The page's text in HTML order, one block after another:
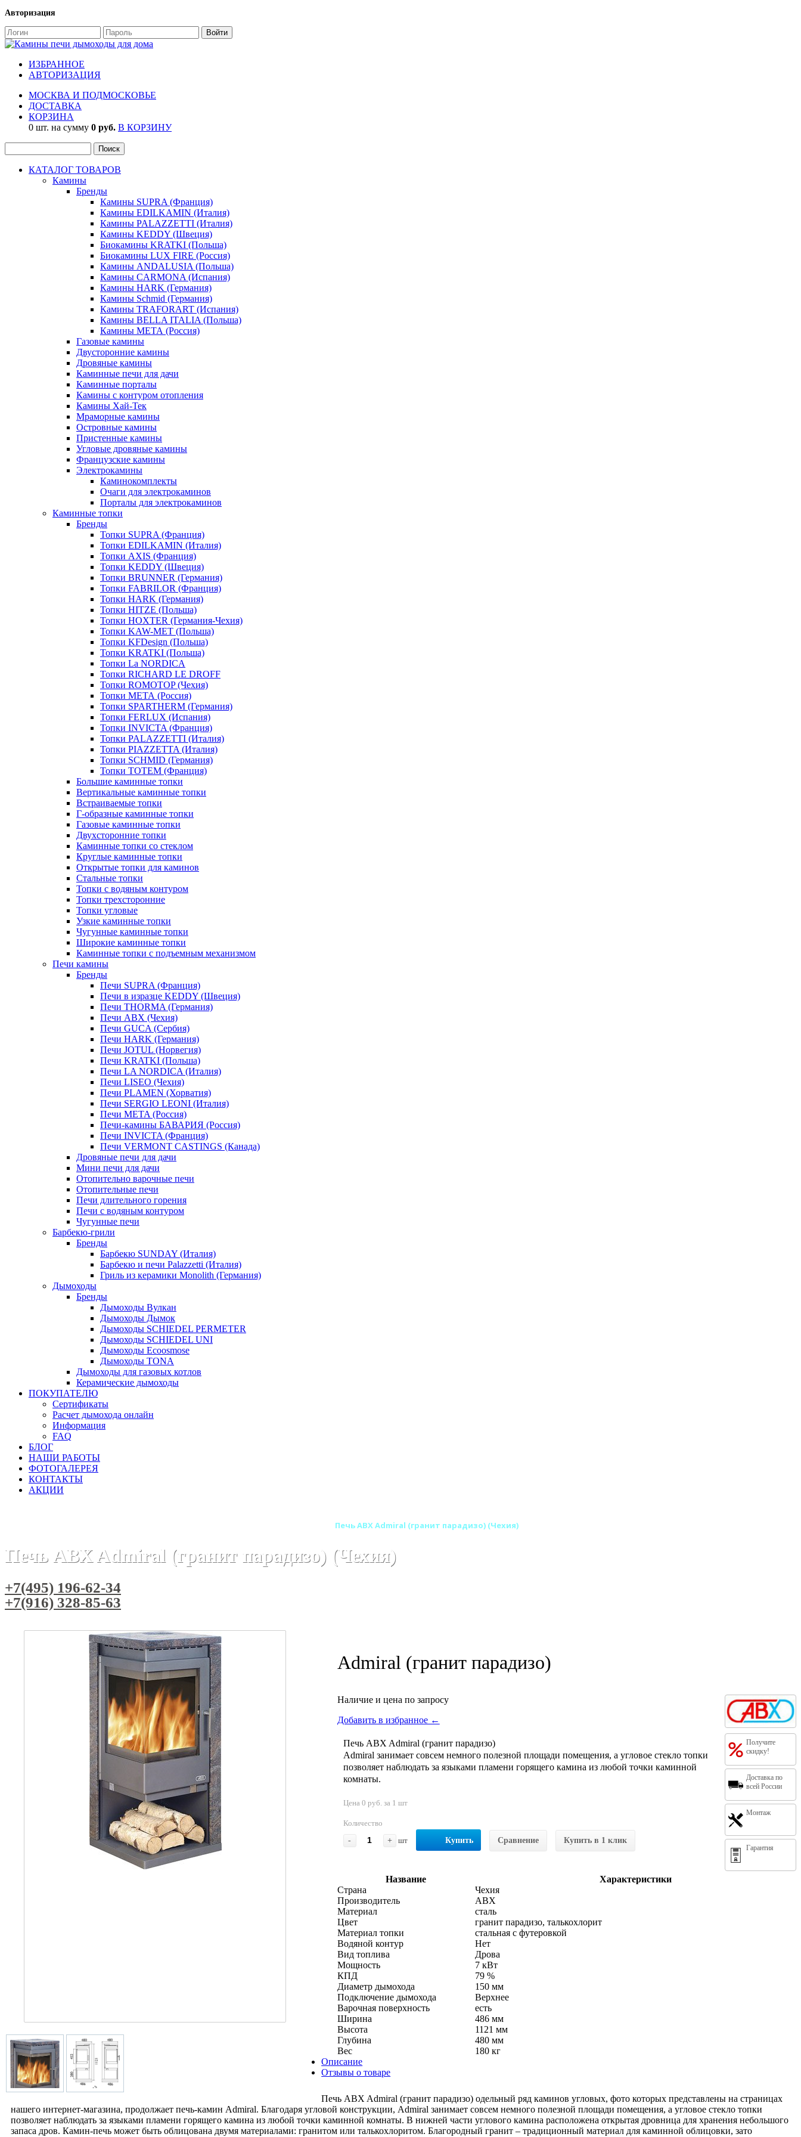
Авторизация
ИЗБРАННОЕ
АВТОРИЗАЦИЯ
МОСКВА И ПОДМОСКОВЬЕ
ДОСТАВКА
КОРЗИНА
0 шт. на сумму 0 руб. В КОРЗИНУ
КАТАЛОГ ТОВАРОВ
Камины
Бренды
Камины SUPRA (Франция)
Камины EDILKAMIN (Италия)
Камины PALAZZETTI (Италия)
Камины KEDDY (Швеция)
Биокамины KRATKI (Польша)
Биокамины LUX FIRE (Россия)
Камины ANDALUSIA (Польша)
Камины CARMONA (Испания)
Камины HARK (Германия)
Камины Schmid (Германия)
Камины TRAFORART (Испания)
Камины BELLA ITALIA (Польша)
Камины МЕТА (Россия)
Газовые камины
Двусторонние камины
Дровяные камины
Каминные печи для дачи
Каминные порталы
Камины с контуром отопления
Камины Хай-Тек
Мраморные камины
Островные камины
Пристенные камины
Угловые дровяные камины
Французские камины
Электрокамины
Каминокомплекты
Очаги для электрокаминов
Порталы для электрокаминов
Каминные топки
Бренды
Топки SUPRA (Франция)
Топки EDILKAMIN (Италия)
Топки AXIS (Франция)
Топки KEDDY (Швеция)
Топки BRUNNER (Германия)
Топки FABRILOR (Франция)
Топки HARK (Германия)
Топки HITZE (Польша)
Топки HOXTER (Германия-Чехия)
Топки KAW-MET (Польша)
Топки KFDesign (Польша)
Топки KRATKI (Польша)
Топки La NORDICA
Топки RICHARD LE DROFF
Топки ROMOTOP (Чехия)
Топки МЕТА (Россия)
Топки SPARTHERM (Германия)
Топки FERLUX (Испания)
Топки INVICTA (Франция)
Топки PALAZZETTI (Италия)
Топки PIAZZETTA (Италия)
Топки SCHMID (Германия)
Топки TOTEM (Франция)
Большие каминные топки
Вертикальные каминные топки
Встраиваемые топки
Г-образные каминные топки
Газовые каминные топки
Двухсторонние топки
Каминные топки со стеклом
Круглые каминные топки
Открытые топки для каминов
Стальные топки
Топки с водяным контуром
Топки трехсторонние
Топки угловые
Узкие каминные топки
Чугунные каминные топки
Широкие каминные топки
Каминные топки с подъемным механизмом
Печи камины
Бренды
Печи SUPRA (Франция)
Печи в изразце KEDDY (Швеция)
Печи THORMA (Германия)
Печи ABX (Чехия)
Печи GUCA (Сербия)
Печи HARK (Германия)
Печи JOTUL (Норвегия)
Печи KRATKI (Польша)
Печи LA NORDICA (Италия)
Печи LISEO (Чехия)
Печи PLAMEN (Хорватия)
Печи SERGIO LEONI (Италия)
Печи META (Россия)
Печи-камины БАВАРИЯ (Россия)
Печи INVICTA (Франция)
Печи VERMONT CASTINGS (Канада)
Дровяные печи для дачи
Мини печи для дачи
Отопительно варочные печи
Отопительные печи
Печи длительного горения
Печи с водяным контуром
Чугунные печи
Барбекю-грили
Бренды
Барбекю SUNDAY (Италия)
Барбекю и печи Palazzetti (Италия)
Гриль из керамики Monolith (Германия)
Дымоходы
Бренды
Дымоходы Вулкан
Дымоходы Дымок
Дымоходы SCHIEDEL PERMETER
Дымоходы SCHIEDEL UNI
Дымоходы Ecoosmose
Дымоходы TONA
Дымоходы для газовых котлов
Керамические дымоходы
ПОКУПАТЕЛЮ
Сертификаты
Расчет дымохода онлайн
Информация
FAQ
БЛОГ
НАШИ РАБОТЫ
ФОТОГАЛЕРЕЯ
КОНТАКТЫ
АКЦИИ
Печь ABX Admiral (гранит парадизо) (Чехия)
Печь ABX Admiral (гранит парадизо) (Чехия)
+7(495) 196-62-34
+7(916) 328-85-63
Admiral (гранит парадизо)
Получите
скидку!
Доставка по
всей России
Монтаж
Гарантия
Наличие и цена по запросу
Добавить в избранное ←
Печь ABX Admiral (гранит парадизо)
Admiral занимает совсем немного полезной площади помещения, а угловое стекло топки
позволяет наблюдать за языками пламени горящего камина из любой точки каминной
комнаты.
Цена 0 руб. за 1 шт
Количество
-
+ шт Купить Сравнение Купить в 1 клик
Название
Характеристики
Страна
Чехия
Производитель
АВХ
Материал
сталь
Цвет
гранит парадизо, талькохлорит
Материал топки
стальная с футеровкой
Водяной контур
Нет
Вид топлива
Дрова
Мощность
7 кВт
КПД
79 %
Диаметр дымохода
150 мм
Подключение дымохода
Верхнее
Варочная поверхность
есть
Ширина
486 мм
Высота
1121 мм
Глубина
480 мм
Вес
180 кг
Описание
Отзывы о товаре
Печь ABX Admiral (гранит парадизо) одельный ряд каминов угловых, фото которых представлены на страницах
нашего интернет-магазина, продолжает печь-камин Admiral. Благодаря угловой конструкции, Admiral занимает совсем немного полезной площади помещения, а угловое стекло топки
позволяет наблюдать за языками пламени горящего камина из любой точки каминной комнаты. В нижней части углового камина расположена открытая дровница для хранения небольшого
запаса дров. Камин-печь может быть облицована двумя материалами: гранитом или талькохлоритом. Благородный гранит – традиционный материал для каминной облицовки, зато